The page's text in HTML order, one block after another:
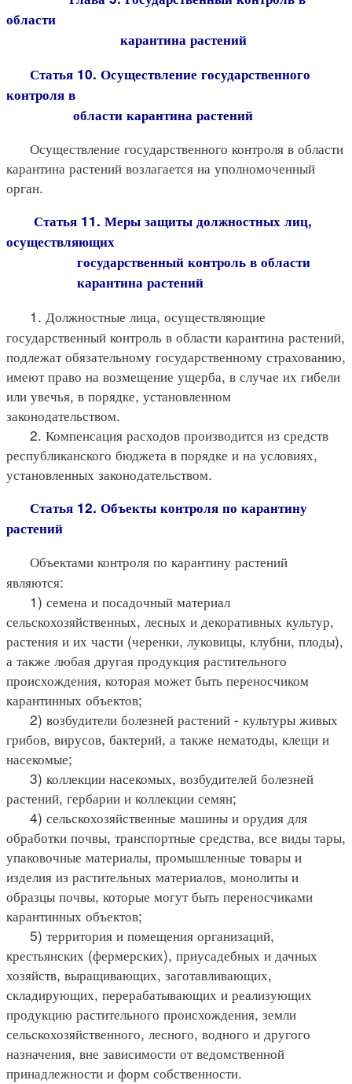
области
карантина растений
Статья 10. Осуществление государственного
контроля в
области карантина растений
Осуществление государственного контроля в области
карантина растений возлагается на уполномоченный
орган.
Статья 11. Меры защиты должностных лиц,
осуществляющих
государственный контроль в области
карантина растений
1. Должностные лица, осуществляющие
государственный контроль в области карантина растений,
подлежат обязательному государственному страхованию,
имеют право на возмещение ущерба, в случае их гибели
или увечья, в порядке, установленном
законодательством.
2. Компенсация расходов производится из средств
республиканского бюджета в порядке и на условиях,
установленных законодательством.
Статья 12. Объекты контроля по карантину
растений
Объектами контроля по карантину растений
являются:
1) семена и посадочный материал
сельскохозяйственных, лесных и декоративных культур,
растения и их части (черенки, луковицы, клубни, плоды),
а также любая другая продукция растительного
происхождения, которая может быть переносчиком
карантинных объектов;
2) возбудители болезней растений - культуры живых
грибов, вирусов, бактерий, а также нематоды, клещи и
насекомые;
3) коллекции насекомых, возбудителей болезней
растений, гербарии и коллекции семян;
4) сельскохозяйственные машины и орудия для
обработки почвы, транспортные средства, все виды тары,
упаковочные материалы, промышленные товары и
изделия из растительных материалов, монолиты и
образцы почвы, которые могут быть переносчиками
карантинных объектов;
5) территория и помещения организаций,
крестьянских (фермерских), приусадебных и дачных
хозяйств, выращивающих, заготавливающих,
складирующих, перерабатывающих и реализующих
продукцию растительного происхождения, земли
сельскохозяйственного, лесного, водного и другого
назначения, вне зависимости от ведомственной
принадлежности и форм собственности.